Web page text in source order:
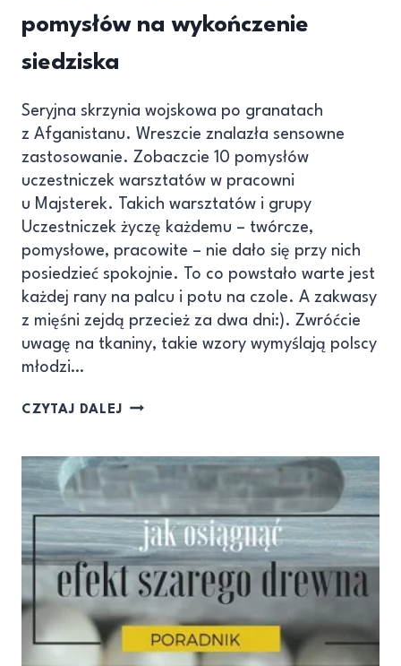
pomysłów na wykończenie
siedziska
Seryjna skrzynia wojskowa po granatach
z Afganistanu. Wreszcie znalazła sensowne
zastosowanie. Zobaczcie 10 pomysłów
uczestniczek warsztatów w pracowni
u Majsterek. Takich warsztatów i grupy
Uczestniczek życzę każdemu – twórcze,
pomysłowe, pracowite – nie dało się przy nich
posiedzieć spokojnie. To co powstało warte jest
każdej rany na palcu i potu na czole. A zakwasy
z mięśni zejdą przecież za dwa dni:). Zwróćcie
uwagę na tkaniny, takie wzory wymyślają polscy
młodzi…
CZYTAJ DALEJ